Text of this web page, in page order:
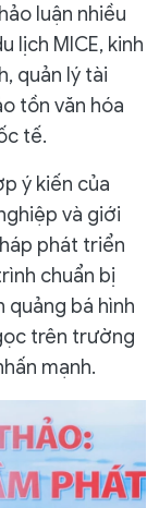
luận nhiều
lịch MICE, kinh
quản lý tài
tồn văn hóa
tế.
ý kiến của
và giới
phát triển
chuẩn bị
quảng bá hình
trên trường
mạnh.